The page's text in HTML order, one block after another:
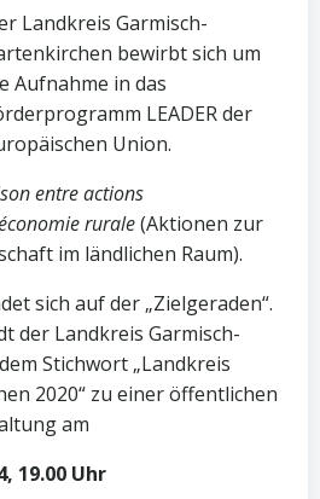
Landkreis Garmisch-
bewirbt sich um
Aufnahme in das
LEADER der
Union.
entre actions
rurale(Aktionen zur
im ländlichen Raum).
sich auf der „Zielgeraden“.
der Landkreis Garmisch-
Stichwort „Landkreis
2020“ zu einer öffentlichen
am
19.00 Uhr